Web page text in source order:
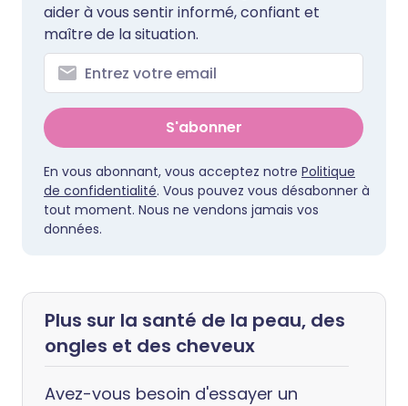
aider à vous sentir informé, confiant et
maître de la situation.
S'abonner
En vous abonnant, vous acceptez notre Politique
de confidentialité. Vous pouvez vous désabonner à
tout moment. Nous ne vendons jamais vos
données.
Plus sur la santé de la peau, des
ongles et des cheveux
Avez-vous besoin d'essayer un